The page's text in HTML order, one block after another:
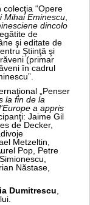
“Opere
Mihai Eminescu,
dincolo
de
şi editate de
Ştiinţă şi
(primar
în cadrul
„Penser
la fin de la
a appris
Jaime Gil
de Decker,
Metzeltin,
Pop, Petre
Năstase,
Dumitrescu,